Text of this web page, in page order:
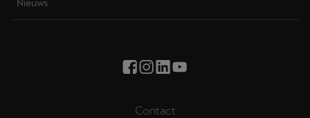
Nieuws
Contact